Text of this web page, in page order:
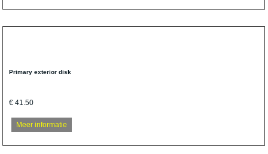
Primary exterior disk
€ 41.50
Meer informatie